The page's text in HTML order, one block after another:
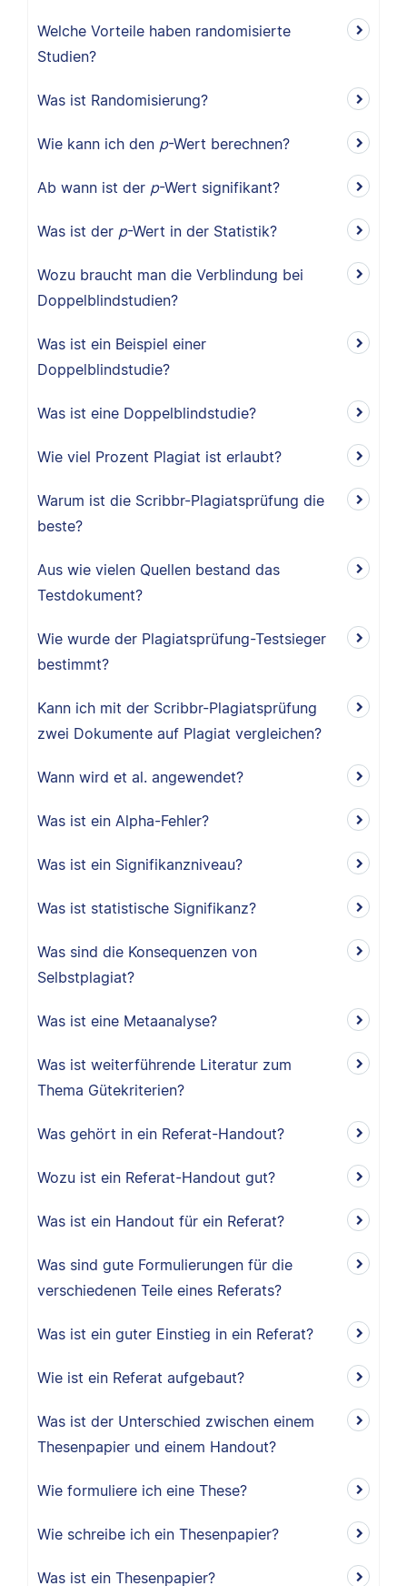
Welche Vorteile haben randomisierte
Studien?
Was ist Randomisierung?
Wie kann ich den p-Wert berechnen?
Ab wann ist der p-Wert signifikant?
Was ist der p-Wert in der Statistik?
Wozu braucht man die Verblindung bei
Doppelblindstudien?
Was ist ein Beispiel einer
Doppelblindstudie?
Was ist eine Doppelblindstudie?
Wie viel Prozent Plagiat ist erlaubt?
Warum ist die Scribbr-Plagiatsprüfung die
beste?
Aus wie vielen Quellen bestand das
Testdokument?
Wie wurde der Plagiatsprüfung-Testsieger
bestimmt?
Kann ich mit der Scribbr-Plagiatsprüfung
zwei Dokumente auf Plagiat vergleichen?
Wann wird et al. angewendet?
Was ist ein Alpha-Fehler?
Was ist ein Signifikanzniveau?
Was ist statistische Signifikanz?
Was sind die Konsequenzen von
Selbstplagiat?
Was ist eine Metaanalyse?
Was ist weiterführende Literatur zum
Thema Gütekriterien?
Was gehört in ein Referat-Handout?
Wozu ist ein Referat-Handout gut?
Was ist ein Handout für ein Referat?
Was sind gute Formulierungen für die
verschiedenen Teile eines Referats?
Was ist ein guter Einstieg in ein Referat?
Wie ist ein Referat aufgebaut?
Was ist der Unterschied zwischen einem
Thesenpapier und einem Handout?
Wie formuliere ich eine These?
Wie schreibe ich ein Thesenpapier?
Was ist ein Thesenpapier?